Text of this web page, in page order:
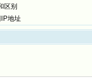
区别
地址